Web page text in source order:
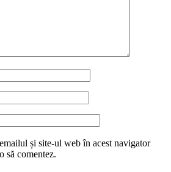
și site-ul web în acest navigator
să comentez.